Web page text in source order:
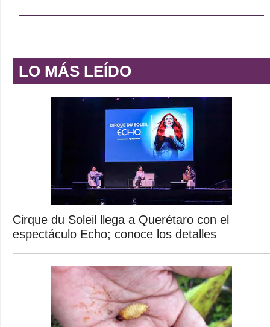
LO MÁS LEÍDO
Cirque du Soleil llega a Querétaro con el
espectáculo Echo; conoce los detalles